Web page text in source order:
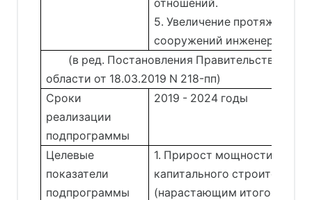
отношений.
5. Увеличение
сооружений инженерной
(в ред. Постановления Правительства
области от 18.03.2019 N 218-пп)
Сроки
реализации
подпрограммы
2019 - 2024 годы
Целевые
показатели
подпрограммы
1. Прирост мощности
капитального
(нарастающим итогом).